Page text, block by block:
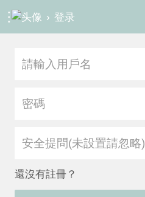
› 登录
安全提問(未設置請忽略)
還沒有註冊？